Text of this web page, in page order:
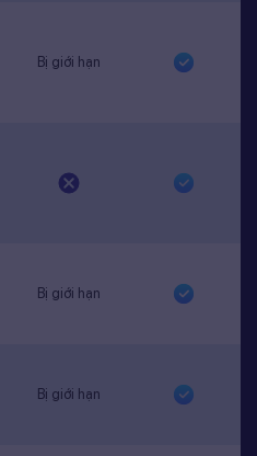
Bị giới hạn
Bị giới hạn
Bị giới hạn